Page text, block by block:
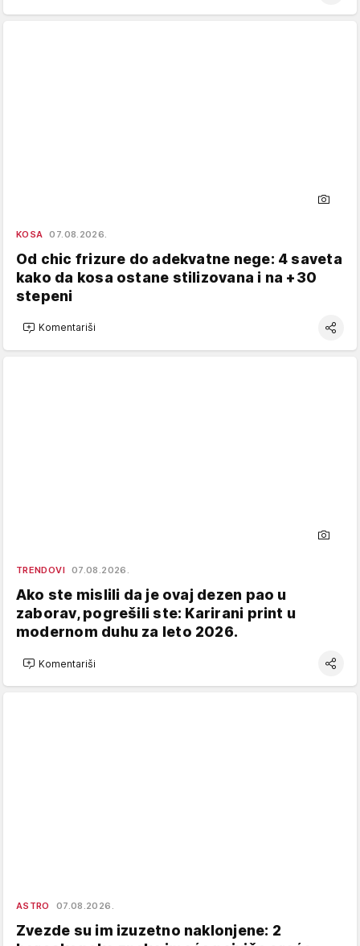
KOSA 07.08.2026.
Od chic frizure do adekvatne nege: 4 saveta
kako da kosa ostane stilizovana i na +30
stepeni
Komentariši
TRENDOVI 07.08.2026.
Ako ste mislili da je ovaj dezen pao u
zaborav, pogrešili ste: Karirani print u
modernom duhu za leto 2026.
Komentariši
ASTRO 07.08.2026.
Zvezde su im izuzetno naklonjene: 2